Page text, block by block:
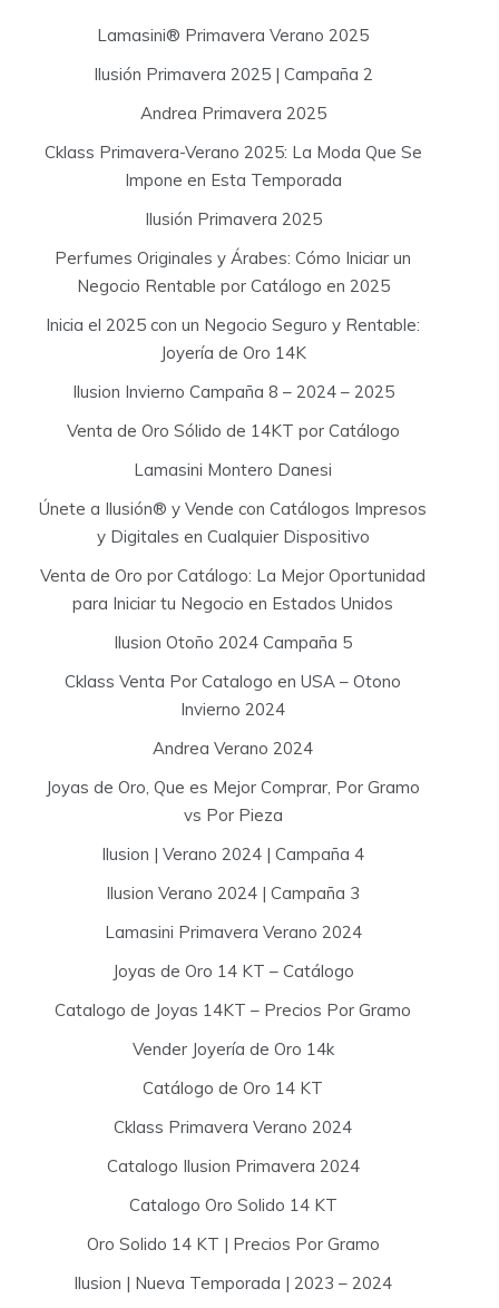
r
:
Lamasini® Primavera Verano 2025
Ilusión Primavera 2025 | Campaña 2
Andrea Primavera 2025
Cklass Primavera-Verano 2025: La Moda Que Se
Impone en Esta Temporada
Ilusión Primavera 2025
Perfumes Originales y Árabes: Cómo Iniciar un
Negocio Rentable por Catálogo en 2025
Inicia el 2025 con un Negocio Seguro y Rentable:
Joyería de Oro 14K
Ilusion Invierno Campaña 8 – 2024 – 2025
Venta de Oro Sólido de 14KT por Catálogo
Lamasini Montero Danesi
Únete a Ilusión® y Vende con Catálogos Impresos
y Digitales en Cualquier Dispositivo
Venta de Oro por Catálogo: La Mejor Oportunidad
para Iniciar tu Negocio en Estados Unidos
Ilusion Otoño 2024 Campaña 5
Cklass Venta Por Catalogo en USA – Otono
Invierno 2024
Andrea Verano 2024
Joyas de Oro, Que es Mejor Comprar, Por Gramo
vs Por Pieza
Ilusion | Verano 2024 | Campaña 4
Ilusion Verano 2024 | Campaña 3
Lamasini Primavera Verano 2024
Joyas de Oro 14 KT – Catálogo
Catalogo de Joyas 14KT – Precios Por Gramo
Vender Joyería de Oro 14k
Catálogo de Oro 14 KT
Cklass Primavera Verano 2024
Catalogo Ilusion Primavera 2024
Catalogo Oro Solido 14 KT
Oro Solido 14 KT | Precios Por Gramo
Ilusion | Nueva Temporada | 2023 – 2024